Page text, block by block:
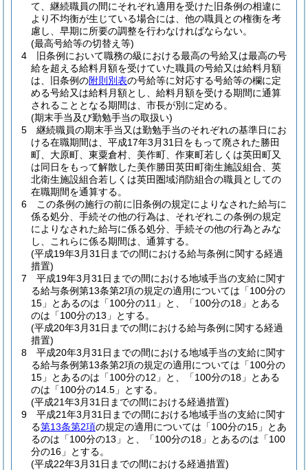
て、継続職員の間にそれぞれ適用を受けた旧条例の相違に
より不均衡が生じている場合には、他の職員との権衡を考
慮し、早期に所要の調整を行わなければならない。
(最高号給等の切替え等)
4
旧条例において職務の級における最高の号給又は最高の号
給を超える給料月額を受けていた職員の号給又は給料月額
は、旧条例の附則別表の号給等に対応する号給等の欄に定
める号給又は給料月額とし、給料月額を受ける期間に通算
されることとなる期間は、市長が別に定める。
(期末手当及び勤勉手当の取扱い)
5
継続職員の期末手当又は勤勉手当のそれぞれの基準日にお
ける在職期間は、平成17年3月31日をもって廃された勝田
町、大原町、東粟倉村、美作町、作東町若しくは英田町又
は同日をもって解散した美作勝田英田町衛生施設組合、英
北衛生施設組合若しくは英田圏域消防組合の職員としての
在職期間を通算する。
6
この条例の施行の前に旧条例の規定によりなされた給与に
係る処分、手続その他の行為は、それぞれこの条例の規定
によりなされた給与に係る処分、手続その他の行為とみな
し、これらに係る期間は、通算する。
(平成19年3月31日までの間における給与条例に関する経過
措置)
7
平成19年3月31日までの間における地域手当の支給に関す
る給与条例第13条第2項の規定の適用については「100分の
15」とあるのは「100分の11」と、「100分の18」とある
のは「100分の13」とする。
(平成20年3月31日までの間における給与条例に関する経過
措置)
8
平成20年3月31日までの間における地域手当の支給に関す
る給与条例第13条第2項の規定の適用については「100分の
15」とあるのは「100分の12」と、「100分の18」とある
のは「100分の14.5」とする。
(平成21年3月31日までの間における経過措置)
9
平成21年3月31日までの間における地域手当の支給に関す
る第13条第2項の規定の適用については「100分の15」とあ
るのは「100分の13」と、「100分の18」とあるのは「100
分の16」とする。
(平成22年3月31日までの間における経過措置)